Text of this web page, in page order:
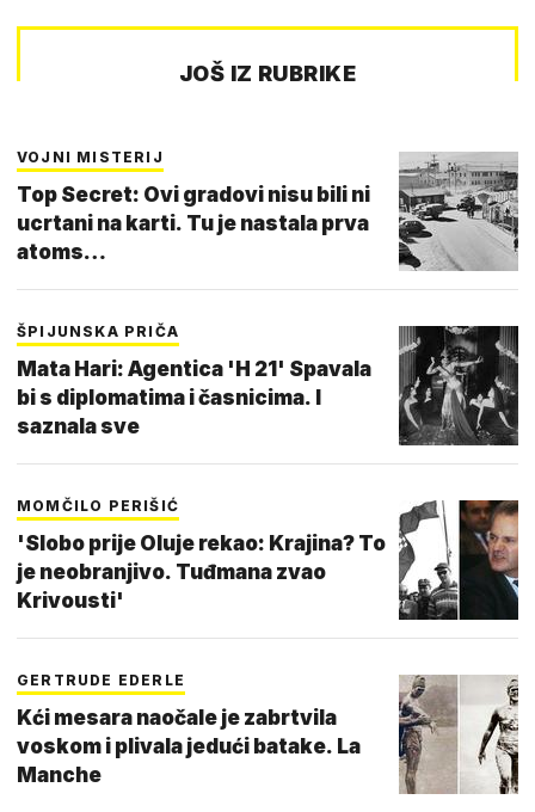
JOŠ IZ RUBRIKE
VOJNI MISTERIJ
Top Secret: Ovi gradovi nisu bili ni
ucrtani na karti. Tu je nastala prva
atoms…
ŠPIJUNSKA PRIČA
Mata Hari: Agentica 'H 21' Spavala
bi s diplomatima i časnicima. I
saznala sve
MOMČILO PERIŠIĆ
'Slobo prije Oluje rekao: Krajina? To
je neobranjivo. Tuđmana zvao
Krivousti'
GERTRUDE EDERLE
Kći mesara naočale je zabrtvila
voskom i plivala jedući batake. La
Manche